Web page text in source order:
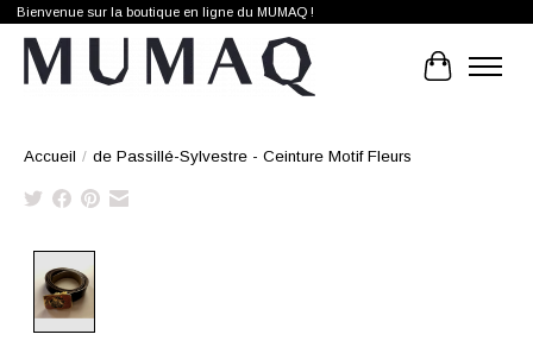
Bienvenue sur la boutique en ligne du MUMAQ !
Panier
Accueil / de Passillé-Sylvestre - Ceinture Motif Fleurs